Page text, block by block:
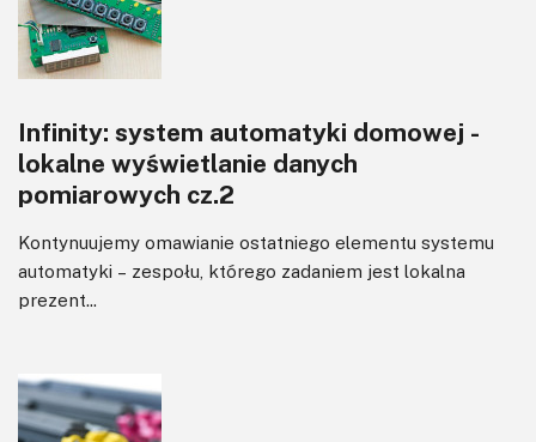
Infinity: system automatyki domowej -
lokalne wyświetlanie danych
pomiarowych cz.2
Kontynuujemy omawianie ostatniego elementu systemu
automatyki – zespołu, którego zadaniem jest lokalna
prezent...